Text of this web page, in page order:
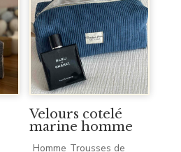
Velours cotelé
marine homme
Homme Trousses de